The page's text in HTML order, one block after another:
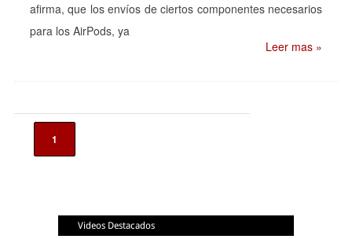
afirma, que los envíos de ciertos componentes necesarios
para los AirPods, ya
Leer mas »
1
Videos Destacados